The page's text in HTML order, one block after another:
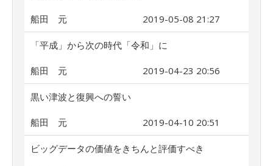
船田 元 2019-05-08 21:27
「平成」から次の時代「令和」に
船田 元 2019-04-23 20:56
黒い津波と復興への誓い
船田 元 2019-04-10 20:51
ビッグデータの価値をきちんと評価すべき